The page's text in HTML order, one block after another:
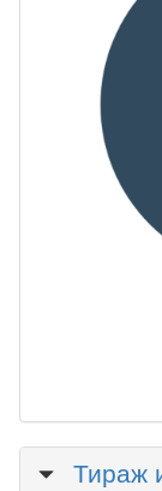
Скрыть
Тираж